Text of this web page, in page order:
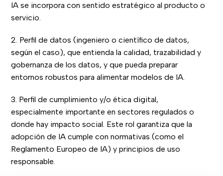
IA se incorpora con sentido estratégico al producto o
servicio.
2. Perfil de datos (ingeniero o científico de datos,
según el caso), que entienda la calidad, trazabilidad y
gobernanza de los datos, y que pueda preparar
entornos robustos para alimentar modelos de IA.
3. Perfil de cumplimiento y/o ética digital,
especialmente importante en sectores regulados o
donde hay impacto social. Este rol garantiza que la
adopción de IA cumple con normativas (como el
Reglamento Europeo de IA) y principios de uso
responsable.